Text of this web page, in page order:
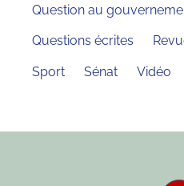
Question au
Questions écrites
Sport Sénat Vidéo